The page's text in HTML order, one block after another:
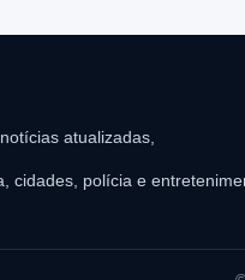
atualizadas,
cidades, polícia e